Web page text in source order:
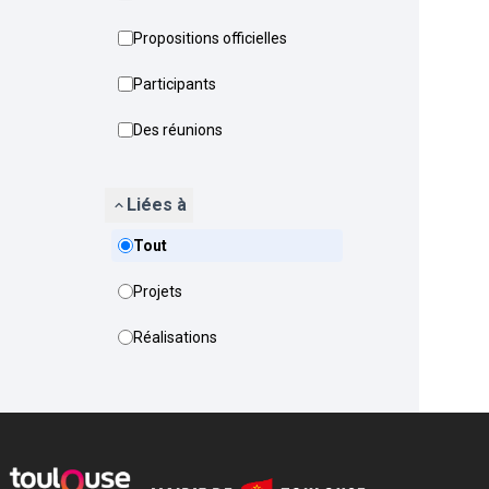
Propositions officielles
Participants
Des réunions
Liées à
Tout
Projets
Réalisations